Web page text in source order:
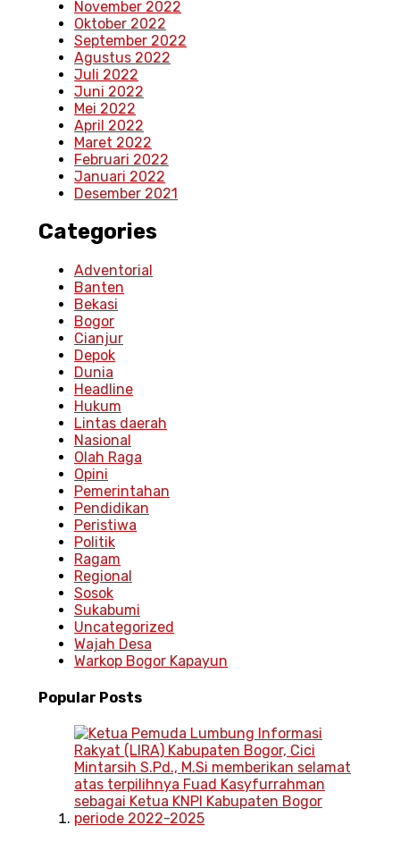
November 2022
Oktober 2022
September 2022
Agustus 2022
Juli 2022
Juni 2022
Mei 2022
April 2022
Maret 2022
Februari 2022
Januari 2022
Desember 2021
Categories
Adventorial
Banten
Bekasi
Bogor
Cianjur
Depok
Dunia
Headline
Hukum
Lintas daerah
Nasional
Olah Raga
Opini
Pemerintahan
Pendidikan
Peristiwa
Politik
Ragam
Regional
Sosok
Sukabumi
Uncategorized
Wajah Desa
Warkop Bogor Kapayun
Popular Posts